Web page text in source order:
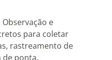
Observação e
para coletar
rastreamento de
de ponta.